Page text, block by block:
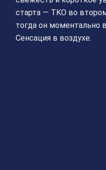
старта — TKO во
тогда он моментально
Сенсация в воздухе.